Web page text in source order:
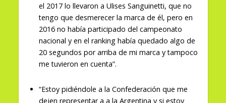
el 2017 lo llevaron a Ulises Sanguinetti, que no
tengo que desmerecer la marca de él, pero en
2016 no había participado del campeonato
nacional y en el ranking había quedado algo de
20 segundos por arriba de mi marca y tampoco
me tuvieron en cuenta”.
“Estoy pidiéndole a la Confederación que me
dejen representar a a la Argentina y si estoy